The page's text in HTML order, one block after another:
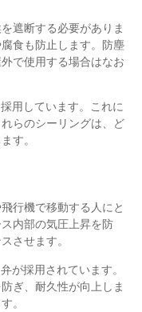
遮断する必要がありま
食も防止します。防塵
で使用する場合はなお
用しています。これに
らのシーリングは、ど
す。
行機で移動する人にと
内部の気圧上昇を防
させます。
が採用されています。
ぎ、耐久性が向上しま
。